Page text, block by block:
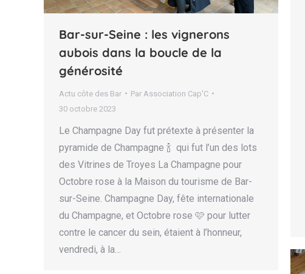
Bar-sur-Seine : les vignerons
aubois dans la boucle de la
générosité
Actu côte des Bar Par Association Cap'C
30 octobre 2023
Le Champagne Day fut prétexte à présenter la
pyramide de Champagne 🍾 qui fut l’un des lots
des Vitrines de Troyes La Champagne pour
Octobre rose à la Maison du tourisme de Bar-
sur-Seine. Champagne Day, fête internationale
du Champagne, et Octobre rose 🩷 pour lutter
contre le cancer du sein, étaient à l’honneur,
vendredi, à la…